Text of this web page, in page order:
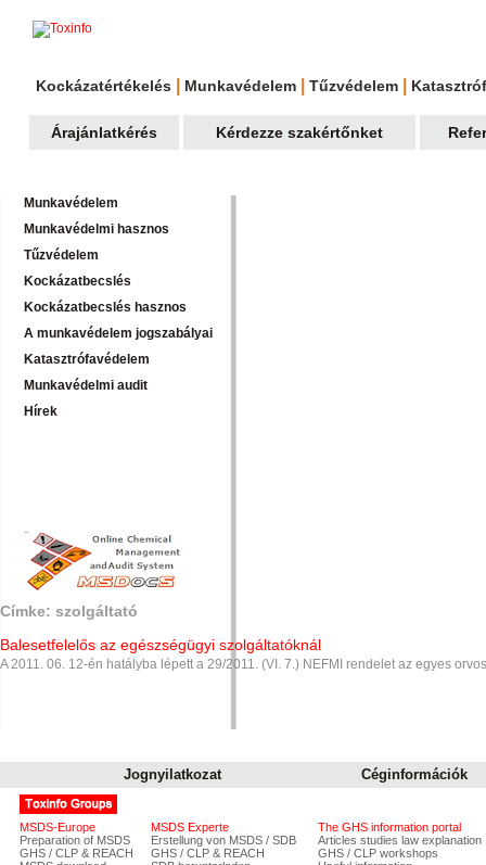
Kockázatértékelés Munkavédelem Tűzvédelem
Árajánlatkérés Kérdezze szakértőnket
Munkavédelem
Munkavédelmi hasznos
Tűzvédelem
Kockázatbecslés
Kockázatbecslés hasznos
A munkavédelem jogszabályai
Katasztrófavédelem
Munkavédelmi audit
Hírek
Címke: szolgáltató
Balesetfelelős az egészségügyi szolgáltatóknál
A 2011. 06. 12-én hatályba lépett a 29/2011. (VI. 7.) NEFMI rendelet az egyes
Jognyilatkozat Céginformációk
MSDS-Europe
Preparation of MSDS
GHS / CLP & REACH
MSDS Experte
Erstellung von MSDS / SDB
GHS / CLP & REACH
The GHS information portal
Articles studies law explanation
GHS / CLP workshops